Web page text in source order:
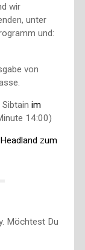
wir
unter
und:
von
im
14:00)
zum
Möchtest Du